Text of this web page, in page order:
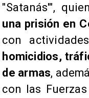
"Satanás'",
una prisión en
con
homicidios,
de armas,
con las